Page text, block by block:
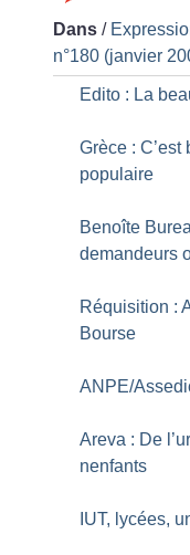
Dans /
n°180 (janvier
Edito : La
Grèce :
populaire
Benoîte
demandeurs
Réquisition :
Bourse
ANPE/
Areva : De
nenfants
IUT, lycées,